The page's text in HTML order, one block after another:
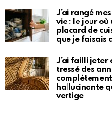
J’ai rangé
vie : le jour où
placard de
que je faisais
J’ai failli jeter
tressé des
hallucinante
vertige